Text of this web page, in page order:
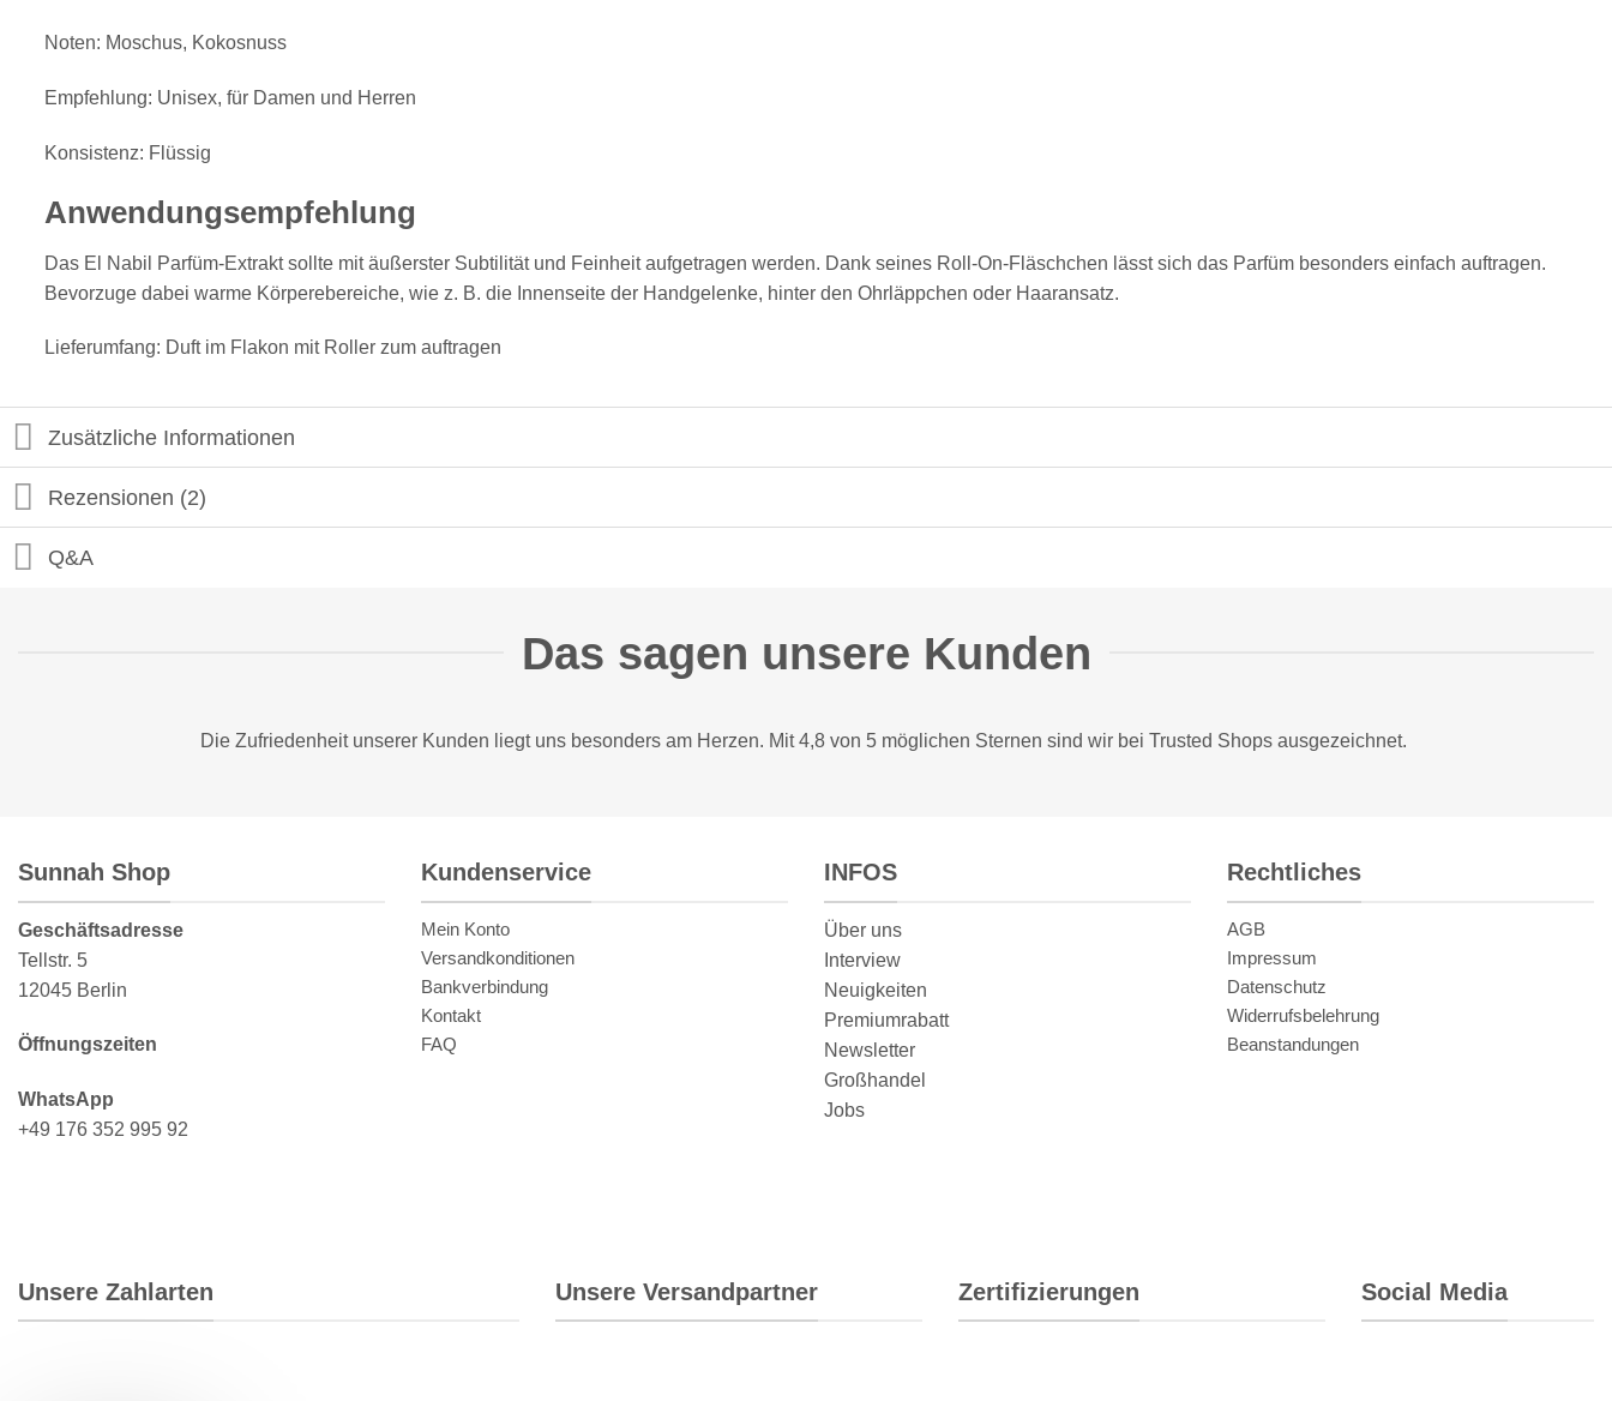
Noten: Moschus, Kokosnuss
Empfehlung: Unisex, für Damen und Herren
Konsistenz: Flüssig
Anwendungsempfehlung
Das El Nabil Parfüm-Extrakt sollte mit äußerster Subtilität und Feinheit aufgetragen werden. Dank seines Roll-On-Fläschchen lässt sich das Parfüm besonders einfach auftragen.
Bevorzuge dabei warme Körperebereiche, wie z. B. die Innenseite der Handgelenke, hinter den Ohrläppchen oder Haaransatz.
Lieferumfang: Duft im Flakon mit Roller zum auftragen
Zusätzliche Informationen
Rezensionen (2)
Q&A
Das sagen unsere Kunden
Die Zufriedenheit unserer Kunden liegt uns besonders am Herzen. Mit 4,8 von 5 möglichen Sternen sind wir bei Trusted Shops ausgezeichnet.
Sunnah Shop
Geschäftsadresse
Tellstr. 5
12045 Berlin
Öffnungszeiten
WhatsApp
+49 176 352 995 92
Kundenservice
Mein Konto
Versandkonditionen
Bankverbindung
Kontakt
FAQ
INFOS
Über uns
Interview
Neuigkeiten
Premiumrabatt
Newsletter
Großhandel
Jobs
Rechtliches
AGB
Impressum
Datenschutz
Widerrufsbelehrung
Beanstandungen
Unsere Zahlarten Unsere Versandpartner Zertifizierungen Social Media